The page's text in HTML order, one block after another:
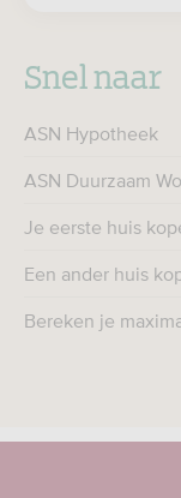
Snel naar
ASN Hypotheek
ASN Duurzaam
Je eerste huis
Een ander huis
Bereken je